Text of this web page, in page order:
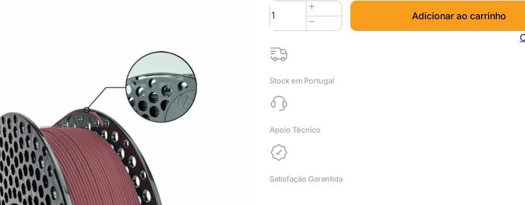
Quantidade
de
PLA
Matte
HS
1kg
Bordeaux
Azurefilm
Adicionar ao carrinho
Stock em Portugal
Apoio Técnico
Satisfação Garantida